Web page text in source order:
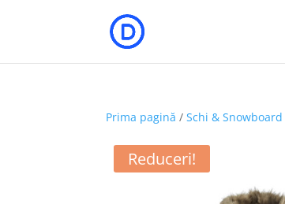
Prima pagină /Schi & Snowboard
Reduceri!